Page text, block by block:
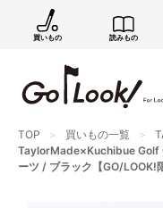
買いもの 読みもの
TOP 買いもの一覧
TaylorMade×Kuchibue Golf
ーツ / ブラック【GO/LOOK!